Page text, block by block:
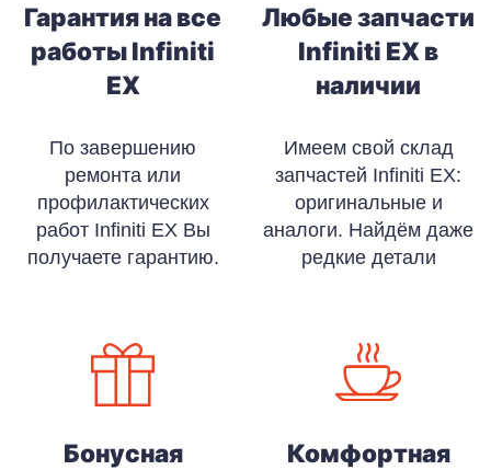
Гарантия на все
работы Infiniti
EX
По завершению
ремонта или
профилактических
работ Infiniti EX Вы
получаете гарантию.
Бонусная
Любые запчасти
Infiniti EX в
наличии
Имеем свой склад
запчастей Infiniti EX:
оригинальные и
аналоги. Найдём даже
редкие детали
Комфортная